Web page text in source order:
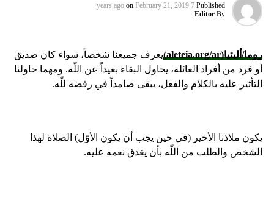
Published
7 years ago
on February 21, 2019
By
Editor
روما/أليتيا(aleteia.org/ar)
يعرف جميعنا شخصاً، سواء كان صديق
أو فرد من أفراد العائلة، يحاول البقاء بعيداً عن اللّه. ومهما حاولنا
التأثير عليه بالكلام والفعل، يبقى صامداً في رفضه للّه.
يكون ملاذنا الأخير (في حين يجب أن يكون الأوّل) الصلاة لهذا
الشخص والطلب من اللّه بأن يغدق نعمه عليه.